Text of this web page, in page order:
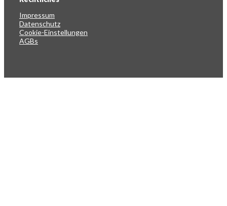
Impressum
Datenschutz
Cookie-Einstellungen
AGBs